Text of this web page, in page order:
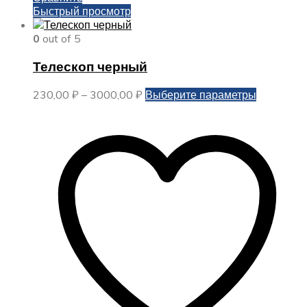
Быстрый просмотр
0 out of 5
Телескоп черный
230,00 ₽ – 3000,00 ₽ Диапазон
3000,00 ₽
Выберите параметры
вариаций.
Опции
можно
выбрать
на
странице
товара.